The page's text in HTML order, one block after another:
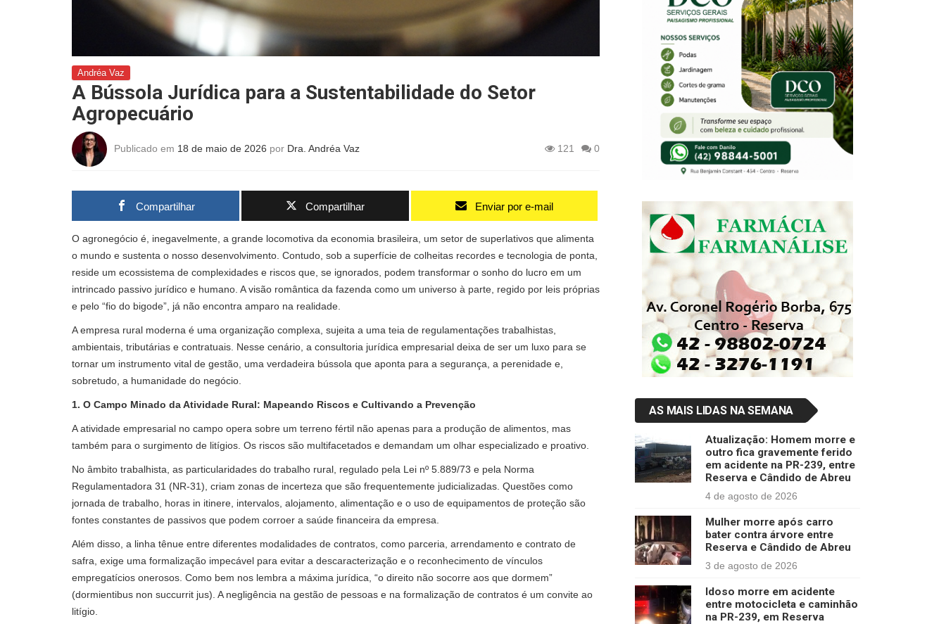
Andréa Vaz
A Bússola Jurídica para a Sustentabilidade do Setor
Agropecuário
Publicado em 18 de maio de 2026 por Dra. Andréa Vaz 121 0
Compartilhar Compartilhar Enviar por e-mail
O agronegócio é, inegavelmente, a grande locomotiva da economia brasileira, um setor de superlativos que alimenta
o mundo e sustenta o nosso desenvolvimento. Contudo, sob a superfície de colheitas recordes e tecnologia de ponta,
reside um ecossistema de complexidades e riscos que, se ignorados, podem transformar o sonho do lucro em um
intrincado passivo jurídico e humano. A visão romântica da fazenda como um universo à parte, regido por leis próprias
e pelo “fio do bigode”, já não encontra amparo na realidade.
A empresa rural moderna é uma organização complexa, sujeita a uma teia de regulamentações trabalhistas,
ambientais, tributárias e contratuais. Nesse cenário, a consultoria jurídica empresarial deixa de ser um luxo para se
tornar um instrumento vital de gestão, uma verdadeira bússola que aponta para a segurança, a perenidade e,
sobretudo, a humanidade do negócio.
1. O Campo Minado da Atividade Rural: Mapeando Riscos e Cultivando a Prevenção
A atividade empresarial no campo opera sobre um terreno fértil não apenas para a produção de alimentos, mas
também para o surgimento de litígios. Os riscos são multifacetados e demandam um olhar especializado e proativo.
No âmbito trabalhista, as particularidades do trabalho rural, regulado pela Lei nº 5.889/73 e pela Norma
Regulamentadora 31 (NR-31), criam zonas de incerteza que são frequentemente judicializadas. Questões como
jornada de trabalho, horas in itinere, intervalos, alojamento, alimentação e o uso de equipamentos de proteção são
fontes constantes de passivos que podem corroer a saúde financeira da empresa.
Além disso, a linha tênue entre diferentes modalidades de contratos, como parceria, arrendamento e contrato de
safra, exige uma formalização impecável para evitar a descaracterização e o reconhecimento de vínculos
empregatícios onerosos. Como bem nos lembra a máxima jurídica, “o direito não socorre aos que dormem”
(dormientibus non succurrit jus). A negligência na gestão de pessoas e na formalização de contratos é um convite ao
litígio.
AS MAIS LIDAS NA SEMANA
Atualização: Homem morre e
outro fica gravemente ferido
em acidente na PR-239, entre
Reserva e Cândido de Abreu
4 de agosto de 2026
Mulher morre após carro
bater contra árvore entre
Reserva e Cândido de Abreu
3 de agosto de 2026
Idoso morre em acidente
entre motocicleta e caminhão
na PR-239, em Reserva